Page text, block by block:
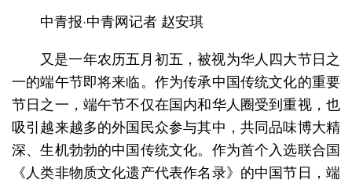
中青报·中青网记者 赵安琪
又是一年农历五月初五，被视为华人四大节日之
一的端午节即将来临。作为传承中国传统文化的重要
节日之一，端午节不仅在国内和华人圈受到重视，也
吸引越来越多的外国民众参与其中，共同品味博大精
深、生机勃勃的中国传统文化。作为首个入选联合国
《人类非物质文化遗产代表作名录》的中国节日，端